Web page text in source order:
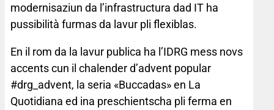
modernisaziun da l’infrastructura dad IT ha
pussibilità furmas da lavur pli flexiblas.
En il rom da la lavur publica ha l’IDRG mess novs
accents cun il chalender d’advent popular
#drg_advent, la seria «Buccadas» en La
Quotidiana ed ina preschientscha pli ferma en